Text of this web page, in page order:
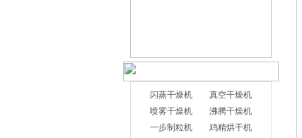
闪蒸干燥机
真空干燥机
喷雾干燥机
沸腾干燥机
一步制粒机
鸡精烘干机